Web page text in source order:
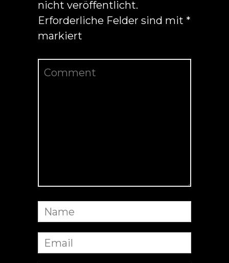
nicht veröffentlicht.
Erforderliche Felder sind mit *
markiert